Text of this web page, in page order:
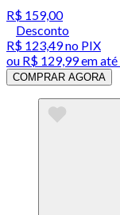
R$ 159,00
Desconto
R$ 123,49no PIX
ou R$ 129,99em até
COMPRAR AGORA